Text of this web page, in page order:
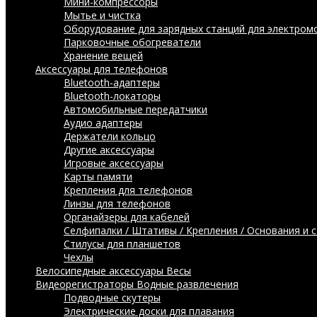
Мытье и чистка
Оборудование для зарядных станций для
Парковочные обогреватели
Хранение вещей
Аксессуары для телефонов
Bluetooth-адаптеры
Bluetooth-локаторы
Автомобильные передатчики
Аудио адаптеры
Держатели кольцо
Другие аксессуары
Игровые аксессуары
Карты памяти
Крепления для телефонов
Линзы для телефонов
Органайзеры для кабелей
Селфипалки / Штативы / Крепления / Основания и
Стилусы для планшетов
Чехлы
Велосипедные аксессуары Весы
Видеорегистраторы Водные развлечения
Подводные скутеры
Электрические доски для плавания